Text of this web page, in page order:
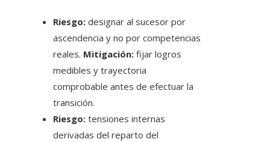
Riesgo: designar al sucesor por
ascendencia y no por competencias
reales. Mitigación: fijar logros
medibles y trayectoria
comprobable antes de efectuar la
transición.
Riesgo: tensiones internas
derivadas del reparto del